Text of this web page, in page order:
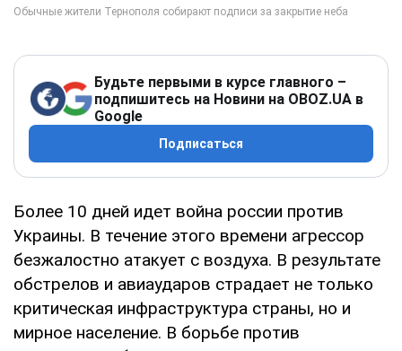
Будьте первыми в курсе главного –
подпишитесь на Новини на OBOZ.UA в
Google
Подписаться
Более 10 дней идет война россии против
Украины. В течение этого времени агрессор
безжалостно атакует с воздуха. В результате
обстрелов и авиаударов страдает не только
критическая инфраструктура страны, но и
мирное население. В борьбе против